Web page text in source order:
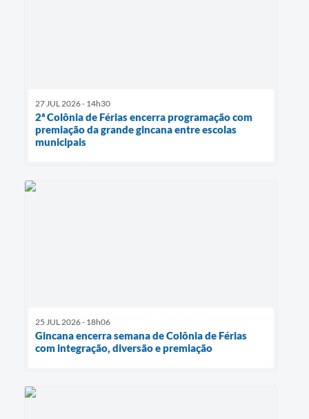
27 JUL 2026 - 14h30
2ª Colônia de Férias encerra programação com
premiação da grande gincana entre escolas
municipais
25 JUL 2026 - 18h06
Gincana encerra semana de Colônia de Férias
com integração, diversão e premiação